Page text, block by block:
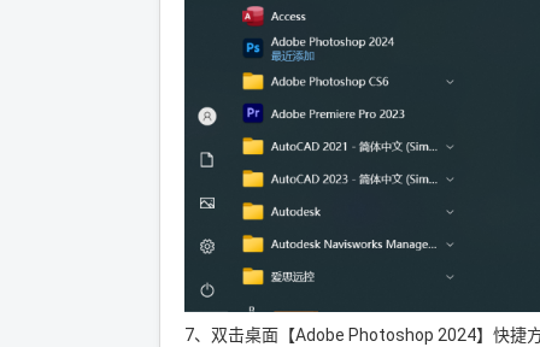
7、双击桌面【Adobe Photoshop 2024】快捷